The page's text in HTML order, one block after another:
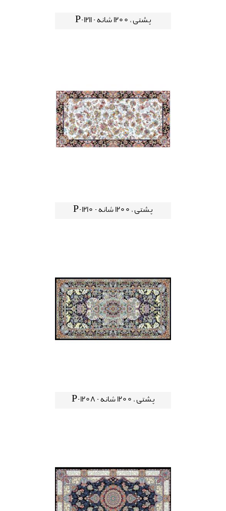
پشتی ، 1200 شانه - P-1211
پشتی ، 1200 شانه - P-1210
پشتی ، 1200 شانه - P-1208